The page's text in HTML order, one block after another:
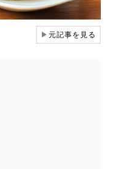
▶元記事を見る